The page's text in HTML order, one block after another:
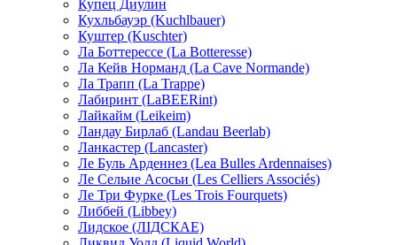
Купец Диулин
Кухльбауэр (Kuchlbauer)
Куштер (Kuschter)
Ла Боттерессе (La Botteresse)
Ла Кейв Норманд (La Cave Normande)
Ла Трапп (La Trappe)
Лабиринт (LaBEERint)
Лайкайм (Leikeim)
Ландау Бирлаб (Landau Beerlab)
Ланкастер (Lancaster)
Ле Буль Арденнез (Lea Bulles Ardennaises)
Ле Сельие Асосьи (Les Celliers Associés)
Ле Три Фурке (Les Trois Fourquets)
Либбей (Libbey)
Лидское (ЛIДСКАЕ)